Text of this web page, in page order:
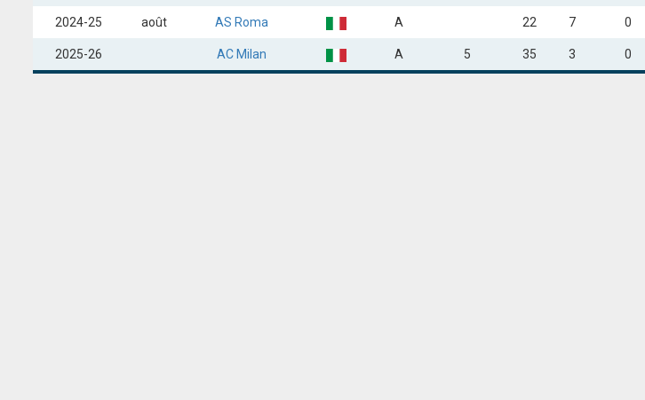
2024-25 août AS Roma A 22 7 0
2025-26 AC Milan A 5 35 3 0